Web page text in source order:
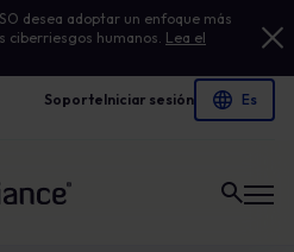
desea adoptar un enfoque más
ciberriesgos humanos. Lea el
SoporteIniciar sesión